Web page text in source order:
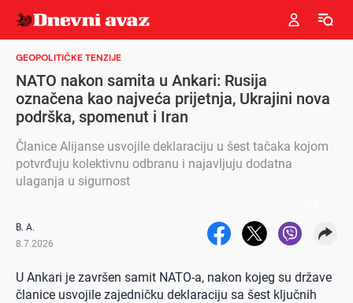
GEOPOLITIČKE TENZIJE
NATO nakon samita u Ankari: Rusija
označena kao najveća prijetnja, Ukrajini nova
podrška, spomenut i Iran
Članice Alijanse usvojile deklaraciju u šest tačaka kojom
potvrđuju kolektivnu odbranu i najavljuju dodatna
ulaganja u sigurnost
B. A.
8.7.2026
U Ankari je završen samit NATO-a, nakon kojeg su države
članice usvojile zajedničku deklaraciju sa šest ključnih